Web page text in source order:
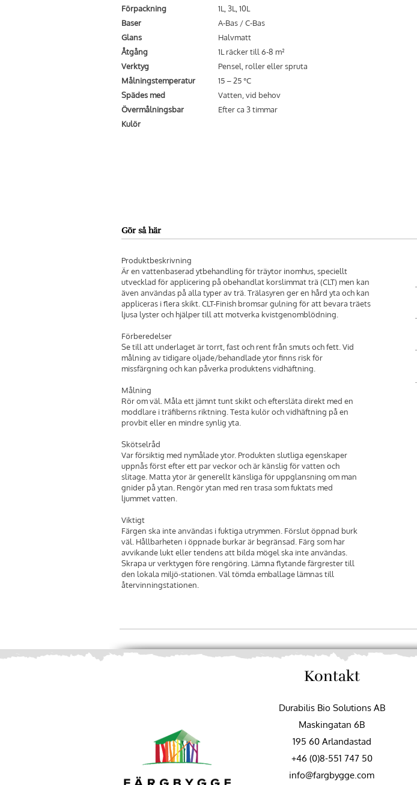
Förpackning
Baser
Glans
Åtgång
Verktyg
Målningstemperatur
Spädes med
Övermålningsbar
Kulör
1L, 3L, 10L
A-Bas / C-Bas
Halvmatt
1L räcker till 6-8 m²
Pensel, roller eller spruta
15 – 25 °C
Vatten, vid behov
Efter ca 3 timmar
Gör så här
Produktbeskrivning
Är en vattenbaserad ytbehandling för träytor inomhus, speciellt
utvecklad för applicering på obehandlat korslimmat trä (CLT) men kan
även användas på alla typer av trä. Trälasyren ger en hård yta och kan
appliceras i flera skikt. CLT-Finish bromsar gulning för att bevara träets
ljusa lyster och hjälper till att motverka kvistgenomblödning.
Förberedelser
Se till att underlaget är torrt, fast och rent från smuts och fett. Vid
målning av tidigare oljade/behandlade ytor finns risk för
missfärgning och kan påverka produktens vidhäftning.
Målning
Rör om väl. Måla ett jämnt tunt skikt och eftersläta direkt med en
moddlare i träfiberns riktning. Testa kulör och vidhäftning på en
provbit eller en mindre synlig yta.
Skötselråd
Var försiktig med nymålade ytor. Produkten slutliga egenskaper
uppnås först efter ett par veckor och är känslig för vatten och
slitage. Matta ytor är generellt känsliga för uppglansning om man
gnider på ytan. Rengör ytan med ren trasa som fuktats med
ljummet vatten.
Viktigt
Färgen ska inte användas i fuktiga utrymmen. Förslut öppnad burk
väl. Hållbarheten i öppnade burkar är begränsad. Färg som har
avvikande lukt eller tendens att bilda mögel ska inte användas.
Skrapa ur verktygen före rengöring. Lämna flytande färgrester till
den lokala miljö-stationen. Väl tömda emballage lämnas till
återvinningstationen.
Kontakt
Durabilis Bio Solutions AB
Maskingatan 6B
195 60 Arlandastad
+46 (0)8-551 747 50
info@fargbygge.com